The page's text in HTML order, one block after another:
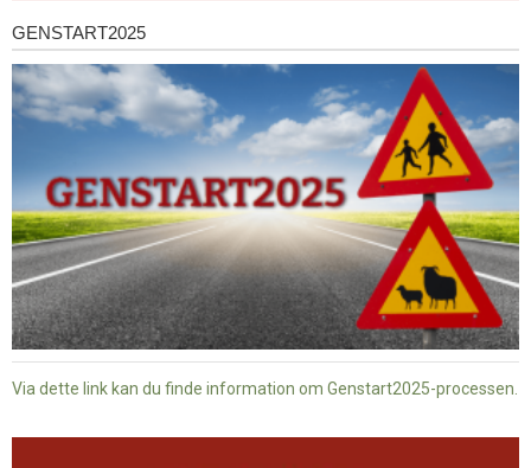
Genstart2025
GENSTART2025
Via dette link kan du finde information om Genstart2025-processen.